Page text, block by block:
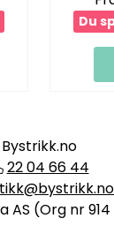
Du
Bystrikk.no
22 04 66 44
AS (Org nr 914